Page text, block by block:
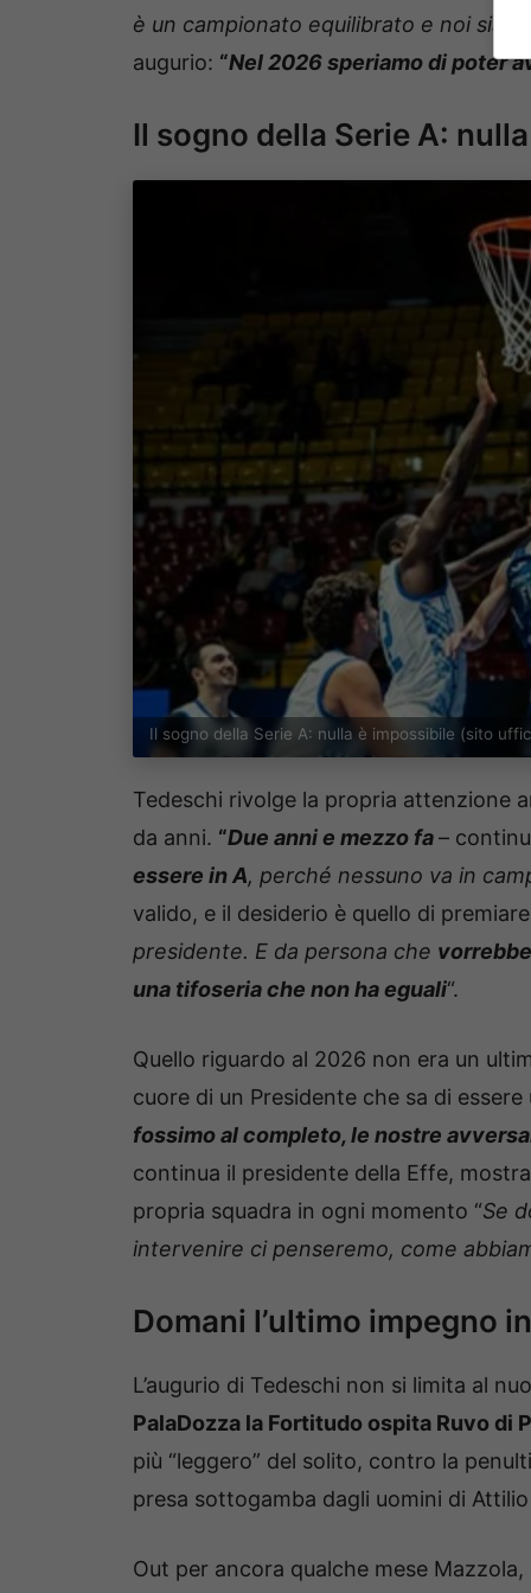
è un campionato equilibrato e noi
augurio: “Nel 2026 speriamo di poter
Il sogno della Serie A:
Il sogno della Serie A: nulla è impossibile (sito
Tedeschi rivolge la propria attenzione
da anni. “Due anni e mezzo fa–
essere in A, perché nessuno va in
valido, e il desiderio è quello di
presidente. E da persona che
una tifoseria che non ha eguali“.
Quello riguardo al 2026 non era un
cuore di un Presidente che sa di
fossimo al completo, le nostre
continua il presidente della Effe,
propria squadra in ogni momento “Se
intervenire ci penseremo, come
Domani l’ultimo impegno
L’augurio di Tedeschi non si limita al
PalaDozza la Fortitudo ospita Ruvo di
più “leggero” del solito, contro la
presa sottogamba dagli uomini di Attilio
Out per ancora qualche mese